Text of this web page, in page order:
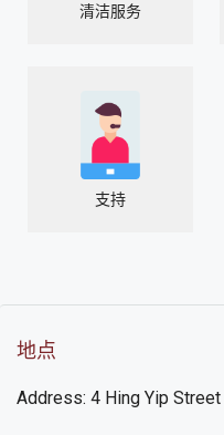
清洁服务
支持
地点
Address: 4 Hing Yip Street